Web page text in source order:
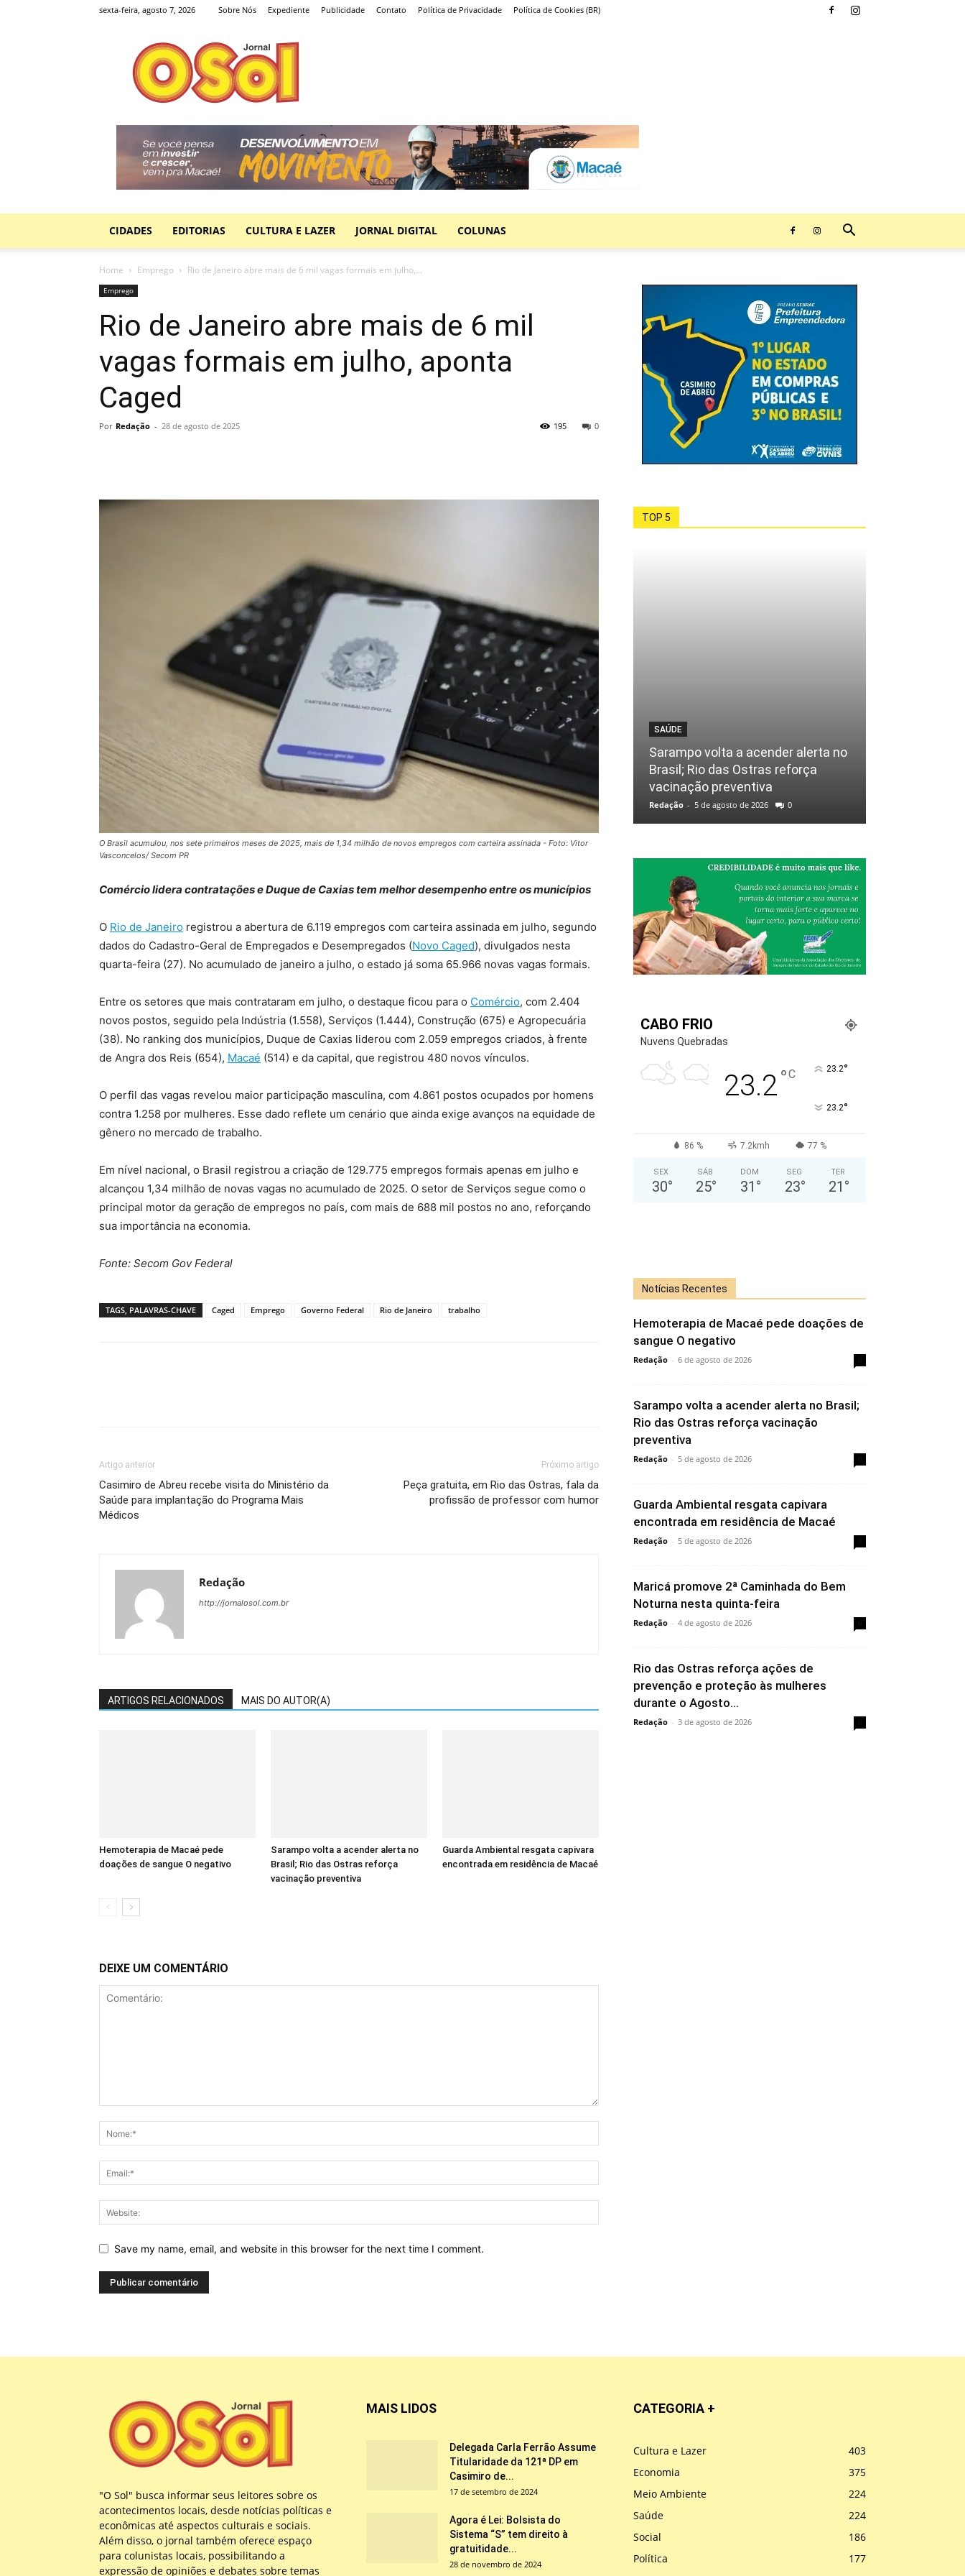
sexta-feira, agosto 7, 2026 Sobre Nós Expediente Publicidade Contato Política de Privacidade Política de Cookies (BR)
Jornal
O
Sol
CIDADES EDITORIAS CULTURA E LAZER JORNAL DIGITAL COLUNAS
Home Emprego Rio de Janeiro abre mais de 6 mil vagas formais em julho,...
Emprego
Rio de Janeiro abre mais de 6 mil
vagas formais em julho, aponta
Caged
Por Redação - 28 de agosto de 2025 0
195
O Brasil acumulou, nos sete primeiros meses de 2025, mais de 1,34 milhão de novos empregos com carteira assinada - Foto: Vitor
Vasconcelos/ Secom PR
Comércio lidera contratações e Duque de Caxias tem melhor desempenho entre os municípios
O Rio de Janeiro registrou a abertura de 6.119 empregos com carteira assinada em julho, segundo
dados do Cadastro-Geral de Empregados e Desempregados (Novo Caged), divulgados nesta
quarta-feira (27). No acumulado de janeiro a julho, o estado já soma 65.966 novas vagas formais.
Entre os setores que mais contrataram em julho, o destaque ficou para o Comércio, com 2.404
novos postos, seguido pela Indústria (1.558), Serviços (1.444), Construção (675) e Agropecuária
(38). No ranking dos municípios, Duque de Caxias liderou com 2.059 empregos criados, à frente
de Angra dos Reis (654), Macaé (514) e da capital, que registrou 480 novos vínculos.
O perfil das vagas revelou maior participação masculina, com 4.861 postos ocupados por homens
contra 1.258 por mulheres. Esse dado reflete um cenário que ainda exige avanços na equidade de
gênero no mercado de trabalho.
Em nível nacional, o Brasil registrou a criação de 129.775 empregos formais apenas em julho e
alcançou 1,34 milhão de novas vagas no acumulado de 2025. O setor de Serviços segue como o
principal motor da geração de empregos no país, com mais de 688 mil postos no ano, reforçando
sua importância na economia.
Fonte: Secom Gov Federal
TAGS, PALAVRAS-CHAVE Caged Emprego Governo Federal Rio de Janeiro trabalho
Artigo anterior
Casimiro de Abreu recebe visita do Ministério da
Saúde para implantação do Programa Mais
Médicos
Próximo artigo
Peça gratuita, em Rio das Ostras, fala da
profissão de professor com humor
Redação
http://jornalosol.com.br
ARTIGOS RELACIONADOS MAIS DO AUTOR(A)
Hemoterapia de Macaé pede
doações de sangue O negativo
Sarampo volta a acender alerta no
Brasil; Rio das Ostras reforça
vacinação preventiva
Guarda Ambiental resgata capivara
encontrada em residência de Macaé
DEIXE UM COMENTÁRIO
Save my name, email, and website in this browser for the next time I comment.
TOP 5
SAÚDE
Sarampo volta a acender alerta no
Brasil; Rio das Ostras reforça
vacinação preventiva
Redação - 5 de agosto de 2026 0
CABO FRIO
Nuvens Quebradas
23.2°C 23.2°
23.2°
86 % 7.2kmh 77 %
SEX
30°
SÁB
25°
DOM
31 °
SEG
23°
TER
21 °
Notícias Recentes
Hemoterapia de Macaé pede doações de
sangue O negativo
Redação - 6 de agosto de 2026
Sarampo volta a acender alerta no Brasil;
Rio das Ostras reforça vacinação
preventiva
Redação - 5 de agosto de 2026
Guarda Ambiental resgata capivara
encontrada em residência de Macaé
Redação - 5 de agosto de 2026
Maricá promove 2ª Caminhada do Bem
Noturna nesta quinta-feira
Redação - 4 de agosto de 2026
Rio das Ostras reforça ações de
prevenção e proteção às mulheres
durante o Agosto...
Redação - 3 de agosto de 2026
"O Sol" busca informar seus leitores sobre os
acontecimentos locais, desde notícias políticas e
econômicas até aspectos culturais e sociais.
Além disso, o jornal também oferece espaço
para colunistas locais, possibilitando a
expressão de opiniões e debates sobre temas
MAIS LIDOS
Delegada Carla Ferrão Assume
Titularidade da 121ª DP em
Casimiro de...
17 de setembro de 2024
Agora é Lei: Bolsista do
Sistema “S” tem direito à
gratuitidade...
28 de novembro de 2024
CATEGORIA +
Cultura e Lazer
403
Economia
375
Meio Ambiente
224
Saúde
224
Social
186
Política
177